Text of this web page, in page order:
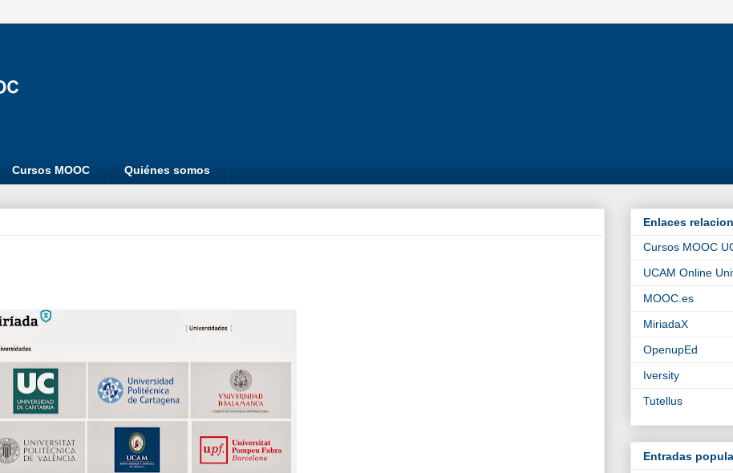
Cursos MOOC Quiénes somos
Enlaces
Cursos MOOC
UCAM Online
MOOC.es
MiriadaX
OpenupEd
Iversity
Tutellus
Entradas